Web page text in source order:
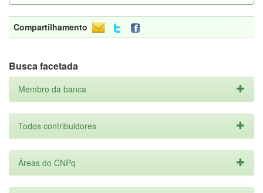
Compartilhamento
Busca facetada
Membro da banca
Todos contribuidores
Áreas do CNPq